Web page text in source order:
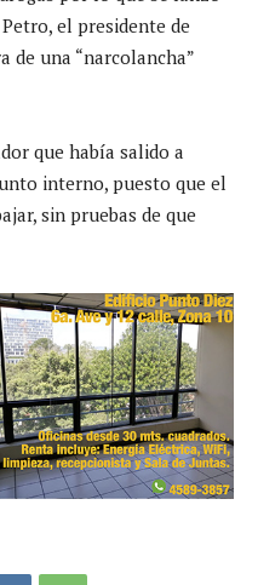
el presidente de
de una “narcolancha”
que había salido a
interno, puesto que el
sin pruebas de que